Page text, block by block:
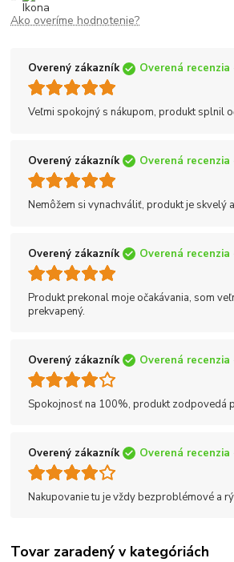
Ako overíme hodnotenie?
Overený zákazník Overená recenzia
Veľmi spokojný s nákupom, produkt splnil
Overený zákazník Overená recenzia
Nemôžem si vynachváliť, produkt je skvelý
Overený zákazník Overená recenzia
Produkt prekonal moje očakávania, som
prekvapený.
Overený zákazník Overená recenzia
Spokojnosť na 100%, produkt zodpovedá
Overený zákazník Overená recenzia
Nakupovanie tu je vždy bezproblémové a
Tovar zaradený v kategóriách